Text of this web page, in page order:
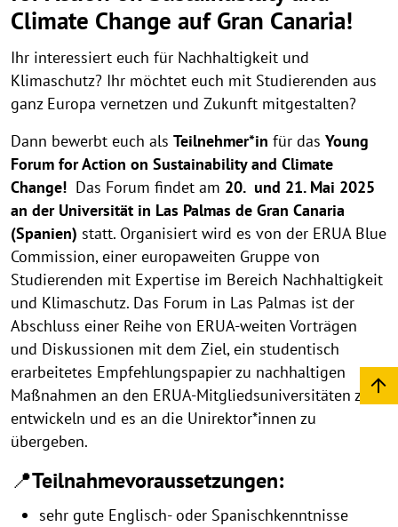
Climate Change auf Gran Canaria!
Ihr interessiert euch für Nachhaltigkeit und
Klimaschutz? Ihr möchtet euch mit Studierenden aus
ganz Europa vernetzen und Zukunft mitgestalten?
Dann bewerbt euch als Teilnehmer*in für das Young
Forum for Action on Sustainability and Climate
Change! Das Forum findet am 20.und 21. Mai 2025
an der Universität in Las Palmas de Gran Canaria
(Spanien) statt. Organisiert wird es von der ERUA Blue
Commission, einer europaweiten Gruppe von
Studierenden mit Expertise im Bereich Nachhaltigkeit
und Klimaschutz. Das Forum in Las Palmas ist der
Abschluss einer Reihe von ERUA-weiten Vorträgen
und Diskussionen mit dem Ziel, ein studentisch
erarbeitetes Empfehlungspapier zu nachhaltigen
Maßnahmen an den ERUA-Mitgliedsuniversitäten zu
entwickeln und es an die Unirektor*innen zu
übergeben.
📍Teilnahmevoraussetzungen:
sehr gute Englisch- oder Spanischkenntnisse